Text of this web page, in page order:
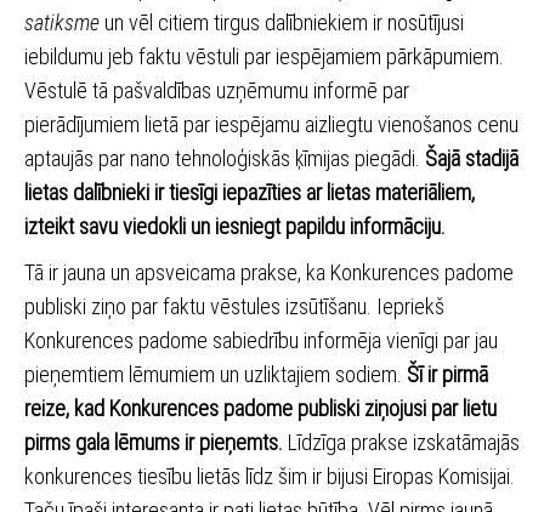
satiksme un vēl citiem tirgus dalībniekiem ir nosūtījusi
iebildumu jeb faktu vēstuli par iespējamiem pārkāpumiem.
Vēstulē tā pašvaldības uzņēmumu informē par
pierādījumiem lietā par iespējamu aizliegtu vienošanos cenu
aptaujās par nano tehnoloģiskās ķīmijas piegādi. Šajā stadijā
lietas dalībnieki ir tiesīgi iepazīties ar lietas materiāliem,
izteikt savu viedokli un iesniegt papildu informāciju.
Tā ir jauna un apsveicama prakse, ka Konkurences padome
publiski ziņo par faktu vēstules izsūtīšanu. Iepriekš
Konkurences padome sabiedrību informēja vienīgi par jau
pieņemtiem lēmumiem un uzliktajiem sodiem. Šī ir pirmā
reize, kad Konkurences padome publiski ziņojusi par lietu
pirms gala lēmums ir pieņemts. Līdzīga prakse izskatāmajās
konkurences tiesību lietās līdz šim ir bijusi Eiropas Komisijai.